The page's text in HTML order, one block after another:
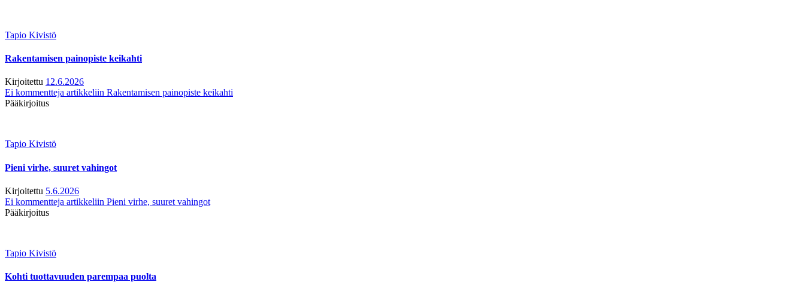
Tapio Kivistö
Rakentamisen painopiste keikahti
Kirjoitettu 12.6.2026
Ei kommentteja artikkeliin Rakentamisen painopiste keikahti
Pääkirjoitus
Tapio Kivistö
Pieni virhe, suuret vahingot
Kirjoitettu 5.6.2026
Ei kommentteja artikkeliin Pieni virhe, suuret vahingot
Pääkirjoitus
Tapio Kivistö
Kohti tuottavuuden parempaa puolta